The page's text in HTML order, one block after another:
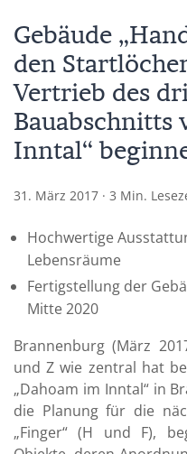
Gebäude
den
Vertrieb des
Bauabschnitts
Inntal“
31. März 2017 · 3 Min.
Hochwertige
Lebensräume
Fertigstellung der
Mitte 2020
Brannenburg (März
und Z wie zentral hat
„Dahoam im Inntal“ in
die Planung für die
„Finger“ (H und F),